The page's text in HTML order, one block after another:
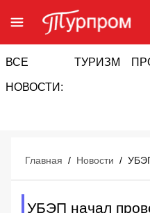
ВСЕ
НОВОСТИ:
ТУРИЗМ
Главная / Новости /
УБЭП начал